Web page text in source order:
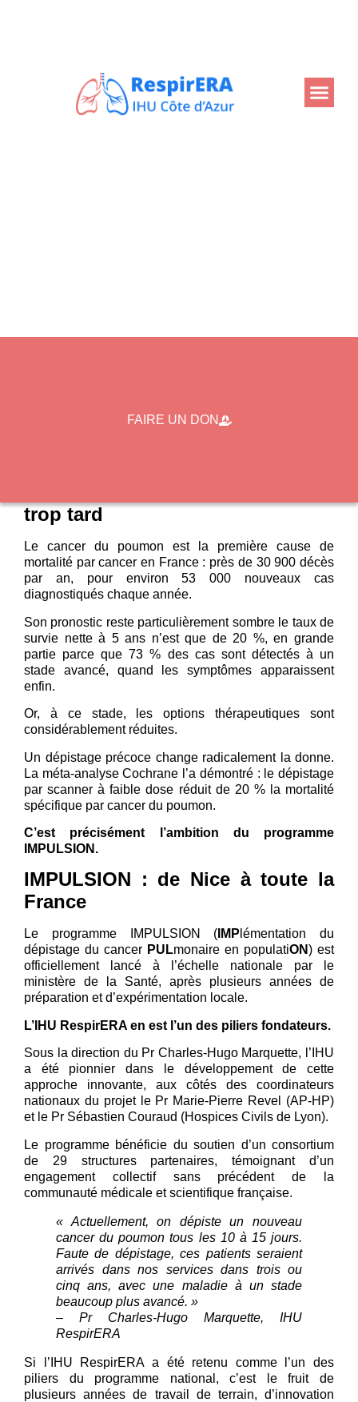
FAIRE UN DON
La référence nationale du
trop tard
Le cancer du poumon est la première cause de
mortalité par cancer en France : près de 30 900 décès
par an, pour environ 53 000 nouveaux cas
diagnostiqués chaque année.
Son pronostic reste particulièrement sombre le taux de
survie nette à 5 ans n’est que de 20 %, en grande
partie parce que 73 % des cas sont détectés à un
stade avancé, quand les symptômes apparaissent
enfin.
Or, à ce stade, les options thérapeutiques sont
considérablement réduites.
Un dépistage précoce change radicalement la donne.
La méta-analyse Cochrane l’a démontré : le dépistage
par scanner à faible dose réduit de 20 % la mortalité
spécifique par cancer du poumon.
C’est précisément l’ambition du programme
IMPULSION.
IMPULSION : de Nice à toute la
France
Le programme IMPULSION ( IMP lémentation du
dépistage du cancer PULmonaire en populatiON) est
officiellement lancé à l’échelle nationale par le
ministère de la Santé, après plusieurs années de
préparation et d’expérimentation locale.
L’IHU RespirERA en est l’un des piliers fondateurs.
Sous la direction du Pr Charles-Hugo Marquette, l’IHU
a été pionnier dans le développement de cette
approche innovante, aux côtés des coordinateurs
nationaux du projet le Pr Marie-Pierre Revel (AP-HP)
et le Pr Sébastien Couraud (Hospices Civils de Lyon).
Le programme bénéficie du soutien d’un consortium
de 29 structures partenaires, témoignant d’un
engagement collectif sans précédent de la
communauté médicale et scientifique française.
« Actuellement, on dépiste un nouveau
cancer du poumon tous les 10 à 15 jours.
Faute de dépistage, ces patients seraient
arrivés dans nos services dans trois ou
cinq ans, avec une maladie à un stade
beaucoup plus avancé. »
– Pr Charles-Hugo Marquette, IHU
RespirERA
Si l’IHU RespirERA a été retenu comme l’un des
piliers du programme national, c’est le fruit de
plusieurs années de travail de terrain, d’innovation